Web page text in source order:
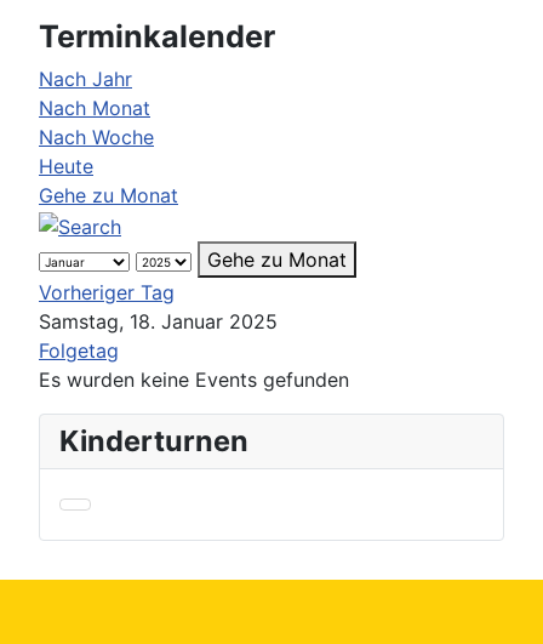
Terminkalender
Nach Jahr
Nach Monat
Nach Woche
Heute
Gehe zu Monat
Gehe zu Monat
Vorheriger Tag
Samstag, 18. Januar 2025
Folgetag
Es wurden keine Events gefunden
Kinderturnen